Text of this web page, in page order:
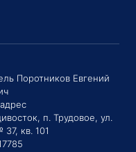
Поротников Евгений
п. Трудовое, ул.
кв. 101